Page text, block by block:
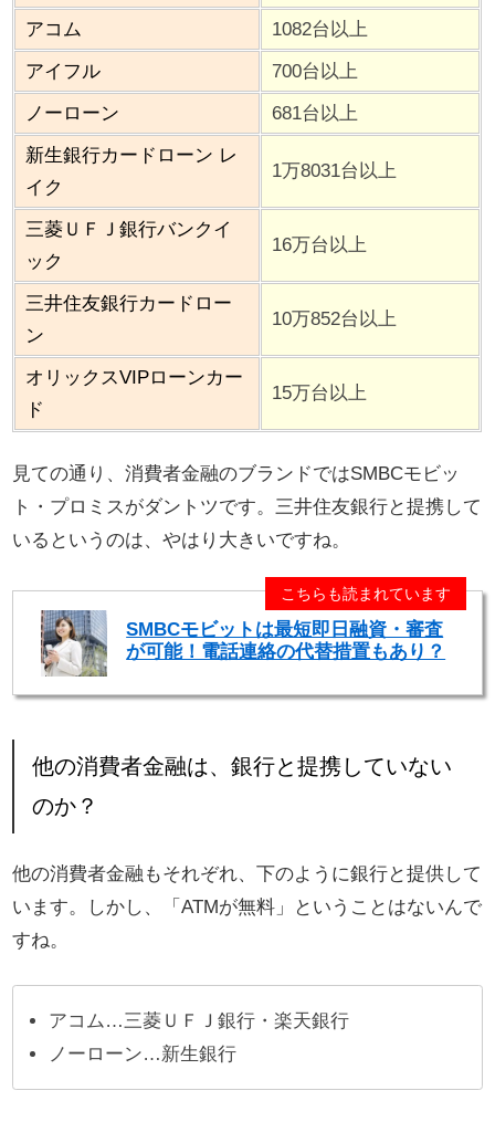
アコム
1082台以上
アイフル
700台以上
ノーローン
681台以上
新生銀行カードローン レ
イク
1万8031台以上
三菱ＵＦＪ銀行バンクイ
ック
16万台以上
三井住友銀行カードロー
ン
10万852台以上
オリックスVIPローンカー
ド
15万台以上
見ての通り、消費者金融のブランドではSMBCモビッ
ト・プロミスがダントツです。三井住友銀行と提携して
いるというのは、やはり大きいですね。
こちらも読まれています
SMBCモビットは最短即日融資・審査
が可能！電話連絡の代替措置もあり？
他の消費者金融は、銀行と提携していない
のか？
他の消費者金融もそれぞれ、下のように銀行と提供して
います。しかし、「ATMが無料」ということはないんで
すね。
アコム…三菱ＵＦＪ銀行・楽天銀行
ノーローン…新生銀行